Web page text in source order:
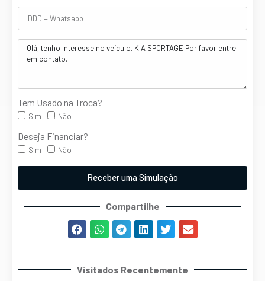
Tem Usado na Troca?
Sim Não
Deseja Financiar?
Sim Não
Receber uma Simulação
Compartilhe
Visitados Recentemente